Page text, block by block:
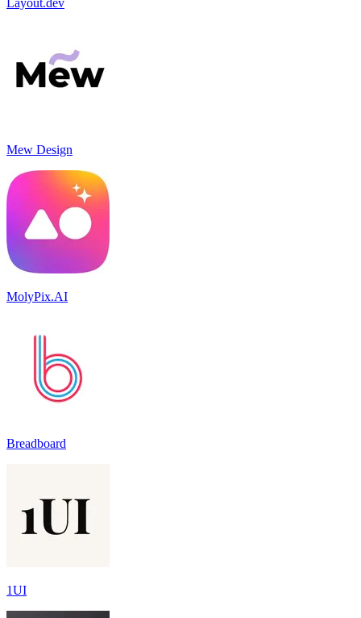
Mew Design
MolyPix.AI
Breadboard
1UI